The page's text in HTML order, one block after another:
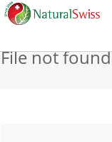
File not found